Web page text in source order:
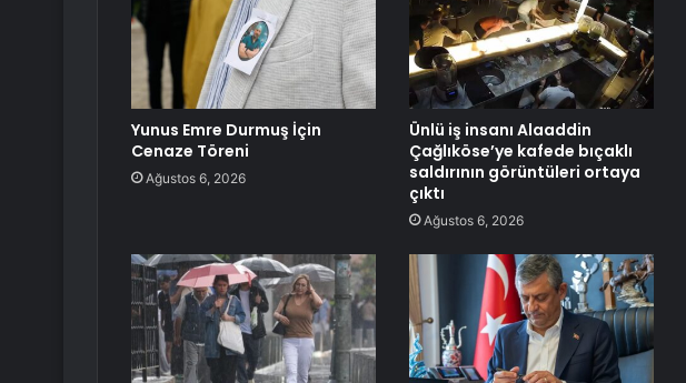
Yunus Emre Durmuş İçin
Cenaze Töreni
Ağustos 6, 2026
Ünlü iş insanı Alaaddin
Çağlıköse’ye kafede bıçaklı
saldırının görüntüleri ortaya
çıktı
Ağustos 6, 2026